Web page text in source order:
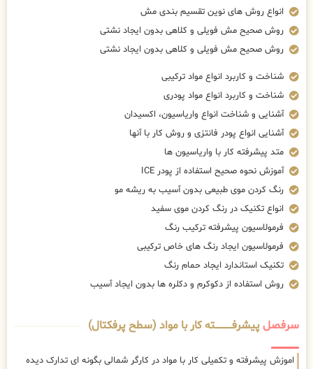
انواع روش های نوین تقسیم بندی مش
روش صحیح مش فویلی و کلاهی بدون ایجاد نشتی
روش صحیح مش فویلی و کلاهی بدون ایجاد نشتی
شناخت و کاربرد انواع مواد ترکیبی
شناخت و کاربرد انواع مواد پودری
آشنایی و شناخت انواع واریاسیون، اکسیدان
آشنایی انواع پودر فانتزی و روش کار با آنها
متد پیشرفته کار با واریاسیون ها
آموزش نحوه صحیح استفاده از پودر ICE
رنگ کردن موی طبیعی بدون آسیب به ریشه مو
انواع تکنیک در رنگ کردن موی سفید
فرمولاسیون پیشرفته ترکیب رنگ
فرمولاسیون ایجاد رنگ های خاص ترکیبی
تکنیک استاندارد ایجاد حمام رنگ
روش استفاده از دکوکرم و دکلره ها بدون ایجاد آسیب
سرفصلپیشرفــــــــــــته کار با مواد (سطح پرفکتال)
اموزش پیشرفته و تکمیلی کار با مواد در کارگر شمالی بگونه ای تدارک دیده